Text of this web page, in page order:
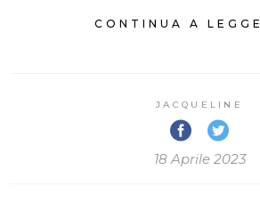
CONTINUA A
JACQUELINE
18 Aprile 2023